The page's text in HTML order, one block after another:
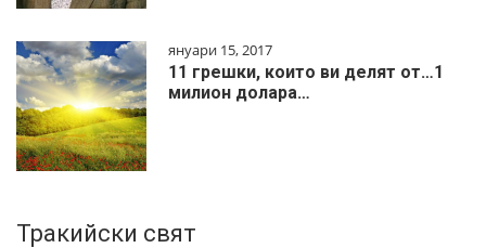
януари 15, 2017
11 грешки, които ви делят от…1
милиoн дoлapa…
Тракийски свят